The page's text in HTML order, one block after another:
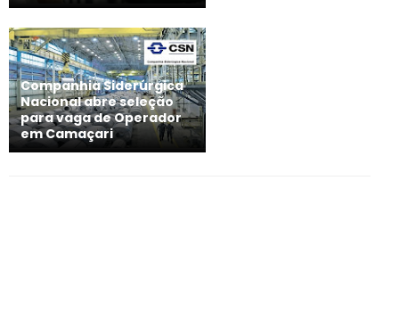
Companhia Siderúrgica
Nacional abre seleção
para vaga de Operador
em Camaçari